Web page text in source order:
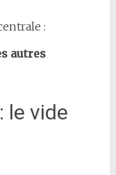
:
autres
le vide